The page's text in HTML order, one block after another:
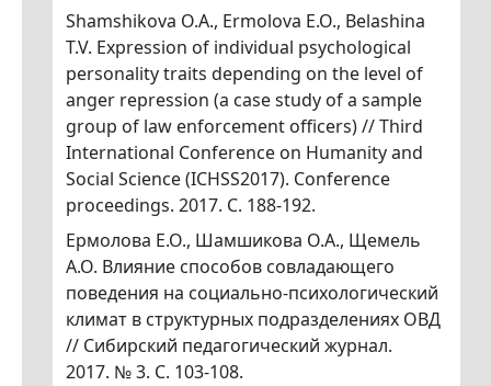
Shamshikova O.A., Ermolova E.O., Belashina
T.V. Expression of individual psychological
personality traits depending on the level of
anger repression (a case study of a sample
group of law enforcement officers) // Third
International Conference on Humanity and
Social Science (ICHSS2017). Сonference
proceedings. 2017. С. 188-192.
Ермолова Е.О., Шамшикова О.А., Щемель
А.О. Влияние способов совладающего
поведения на социально-психологический
климат в структурных подразделениях ОВД
// Сибирский педагогический журнал.
2017. № 3. С. 103-108.